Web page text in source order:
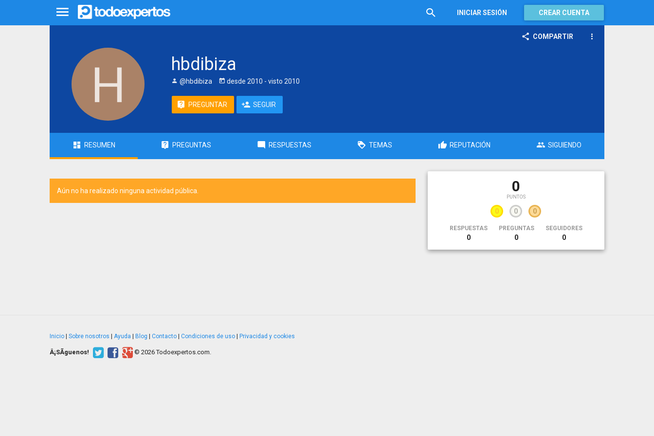
INICIAR SESIÓN CREAR CUENTA
COMPARTIR
hbdibiza
@hbdibiza desde 2010 - visto 2010
PREGUNTAR SEGUIR
RESUMEN PREGUNTAS RESPUESTAS TEMAS REPUTACIÓN SIGUIENDO
Aún no ha realizado ninguna actividad pública. 0
PUNTOS
0 0 0
RESPUESTAS
0
PREGUNTAS
0
SEGUIDORES
0
Inicio Sobre nosotros Ayuda Blog Contacto Condiciones de uso Privacidad y cookies
Â¡SÃ­guenos! © 2026 Todoexpertos.com.